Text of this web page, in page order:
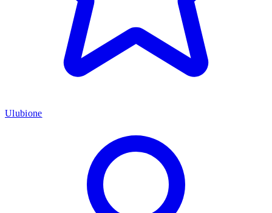
Ulubione